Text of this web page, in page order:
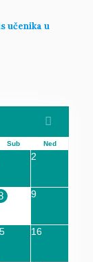
učenika u
Sub Ned
2
9
16